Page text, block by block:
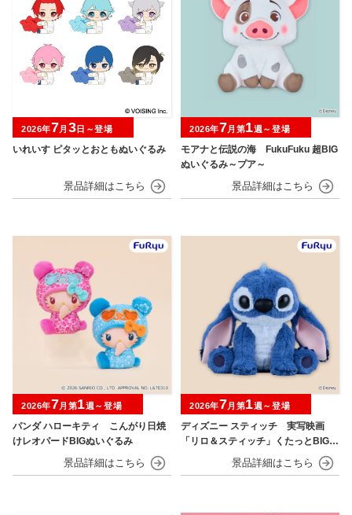
いれいす ピタッとおともぬいぐるみ
2026年7月 3日～登場
モアナと伝説の海 FukuFuku 超BIG
ぬいぐるみ～プア～
2026年7月第1週～登場
パンダ ハローキティ こんがり日焼
けレオパードBIGぬいぐるみ
2026年7月第1週～登場
ディズニー スティッチ 実写映画
「リロ＆スティッチ」くたっとBIGぬ
2026年7月第1週～登場